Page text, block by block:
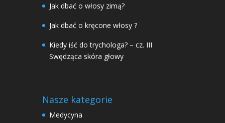
Jak dbać o włosy zimą?
Jak dbać o kręcone włosy ?
Kiedy iść do trychologa? – cz. III
Swędząca skóra głowy
Nasze kategorie
Medycyna